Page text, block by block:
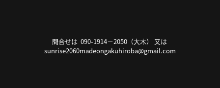
問合せは 090-1914－2050（大木） 又は
sunrise2060madeongakuhiroba@gmail.com